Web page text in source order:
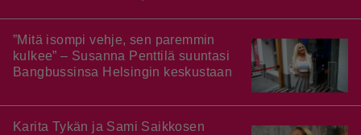
”Mitä isompi vehje, sen paremmin
kulkee” – Susanna Penttilä suuntasi
Bangbussinsa Helsingin keskustaan
Karita Tykän ja Sami Saikkosen